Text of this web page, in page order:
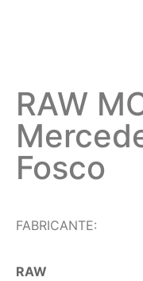
RAW
Fosco
FABRICANTE:
RAW